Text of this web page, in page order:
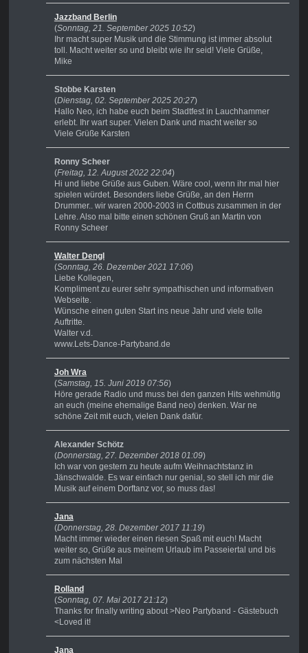
Jazzband Berlin
(Sonntag, 21. September 2025 10:52)
Ihr macht super Musik und die Stimmung ist immer absolut
toll. Macht weiter so und bleibt wie ihr seid! Viele Grüße,
Mike
Stobbe Karsten
(Dienstag, 02. September 2025 20:27)
Hallo Neo, ich habe euch beim Stadtfest in Lauchhammer
erlebt. Ihr wart super. Vielen Dank und macht weiter so
Viele Grüße Karsten
Ronny Scheer
(Freitag, 12. August 2022 22:04)
Hi und liebe Grüße aus Guben. Wäre cool, wenn ihr mal hier
spielen würdet. Besonders liebe Grüße, an den Herrn
Drummer.. wir waren 2000-2003 in Cottbus zusammen in der
Lehre. Also mal bitte einen schönen Gruß an Martin von
Ronny Scheer
Walter Dengl
(Sonntag, 26. Dezember 2021 17:06)
Liebe Kollegen,
Kompliment zu eurer sehr sympathischen und informativen
Webseite.
Wünsche einen guten Start ins neue Jahr und viele tolle
Auftritte.
Walter v.d.
www.Lets-Dance-Partyband.de
Joh Wra
(Samstag, 15. Juni 2019 07:56)
Höre gerade Radio und muss bei den ganzen Hits wehmütig
an euch (meine ehemalige Band neo) denken. War ne
schöne Zeit mit euch, vielen Dank dafür.
Alexander Schötz
(Donnerstag, 27. Dezember 2018 01:09)
Ich war von gestern zu heute aufm Weihnachtstanz in
Jänschwalde. Es war einfach nur genial, so stell ich mir die
Musik auf einem Dorftanz vor, so muss das!
Jana
(Donnerstag, 28. Dezember 2017 11:19)
Macht immer wieder einen riesen Spaß mit euch! Macht
weiter so, Grüße aus meinem Urlaub im Passeiertal und bis
zum nächsten Mal
Rolland
(Sonntag, 07. Mai 2017 21:12)
Thanks for finally writing about >Neo Partyband - Gästebuch
<Loved it!
Jana